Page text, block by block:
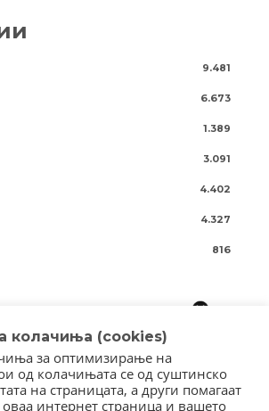
9.481
6.673
1.389
3.091
4.402
4.327
816
колачиња (cookies)
за оптимизирање на
од колачињата се од суштинско
на страницата, а други помагаат
интернет страница и вашето